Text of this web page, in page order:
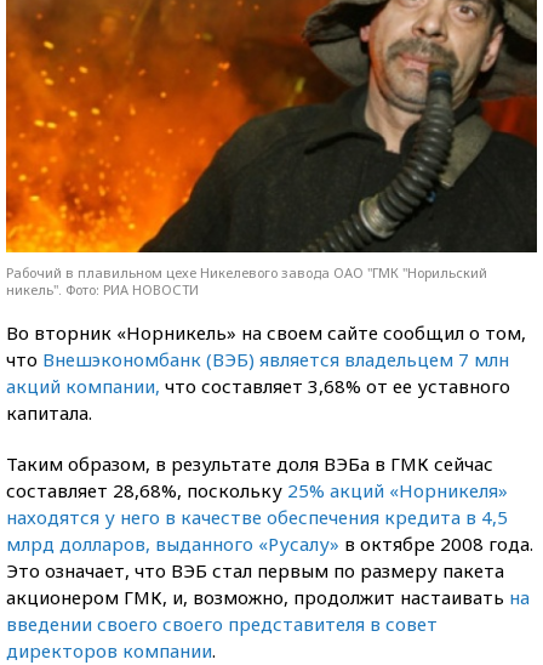
Рабочий в плавильном цехе Никелевого завода ОАО "ГМК "Норильский
никель". Фото: РИА НОВОСТИ
Во вторник «Норникель» на своем сайте сообщил о том,
что Внешэкономбанк (ВЭБ) является владельцем 7 млн
акций компании, что составляет 3,68% от ее уставного
капитала.
Таким образом, в результате доля ВЭБа в ГМК сейчас
составляет 28,68%, поскольку 25% акций «Норникеля»
находятся у него в качестве обеспечения кредита в 4,5
млрд долларов, выданного «Русалу» в октябре 2008 года.
Это означает, что ВЭБ стал первым по размеру пакета
акционером ГМК, и, возможно, продолжит настаивать на
введении своего своего представителя в совет
директоров компании.